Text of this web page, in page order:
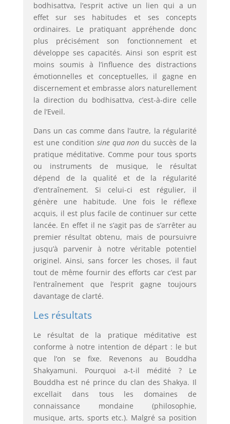
bodhisattva, l’esprit active un lien qui a un
effet sur ses habitudes et ses concepts
ordinaires. Le pratiquant appréhende donc
plus précisément son fonctionnement et
développe ses capacités. Ainsi son esprit est
moins soumis à l’influence des distractions
émotionnelles et conceptuelles, il gagne en
discernement et embrasse alors naturellement
la direction du bodhisattva, c’est-à-dire celle
de l’Eveil.
Dans un cas comme dans l’autre, la régularité
est une condition sine qua non du succès de la
pratique méditative. Comme pour tous sports
ou instruments de musique, le résultat
dépend de la qualité et de la régularité
d’entraînement. Si celui-ci est régulier, il
génère une habitude. Une fois le réflexe
acquis, il est plus facile de continuer sur cette
lancée. En effet il ne s’agit pas de s’arrêter au
premier résultat obtenu, mais de poursuivre
jusqu’à parvenir à notre véritable potentiel
originel. Ainsi, sans forcer les choses, il faut
tout de même fournir des efforts car c’est par
l’entraînement que l’esprit gagne toujours
davantage de clarté.
Les résultats
Le résultat de la pratique méditative est
conforme à notre intention de départ : le but
que l’on se fixe. Revenons au Bouddha
Shakyamuni. Pourquoi a-t-il médité ? Le
Bouddha est né prince du clan des Shakya. Il
excellait dans tous les domaines de
connaissance mondaine (philosophie,
musique, arts, sports etc.). Malgré sa position